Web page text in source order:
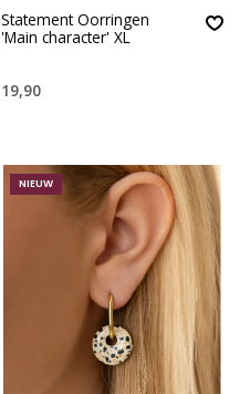
Statement Oorringen
'Main character' XL
19,90
NIEUW